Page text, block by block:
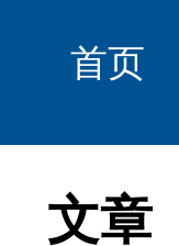
首页
文章